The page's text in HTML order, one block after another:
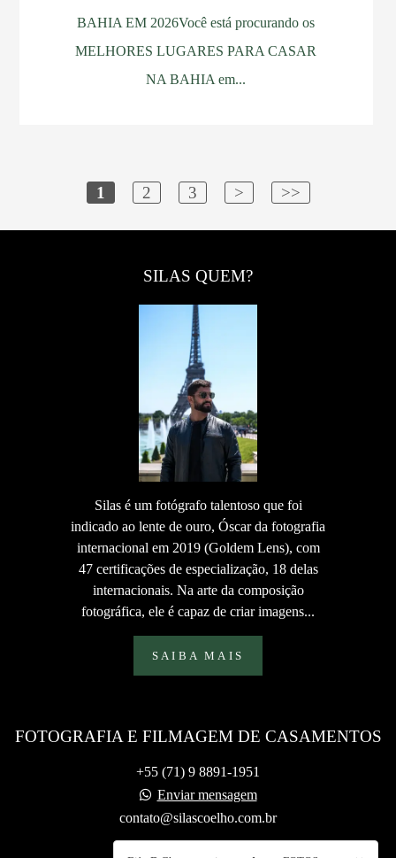
BAHIA EM 2026Você está procurando os
MELHORES LUGARES PARA CASAR
NA BAHIA em...
1 2 3 > >>
SILAS QUEM?
Silas é um fotógrafo talentoso que foi
indicado ao lente de ouro, Óscar da fotografia
internacional em 2019 (Goldem Lens), com
47 certificações de especialização, 18 delas
internacionais. Na arte da composição
fotográfica, ele é capaz de criar imagens...
SAIBA MAIS
FOTOGRAFIA E FILMAGEM DE CASAMENTOS
+55 (71) 9 8891-1951
Enviar mensagem
contato@silascoelho.com.br